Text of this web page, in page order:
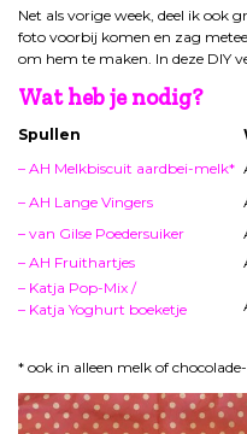
Net als vorige week, deel ik ook
foto voorbij komen en zag
om hem te maken. In deze DIY
Wat heb je nodig?
Spullen
– AH Melk­bis­cuit aard­bei-melk*
– AH Lange Vingers
– van Gilse Poedersuiker
– AH Fruit­hart­jes
– Kat­ja Pop-Mix /
– Katja Yog­hurt boe­ket­je
* ook in alleen melk of